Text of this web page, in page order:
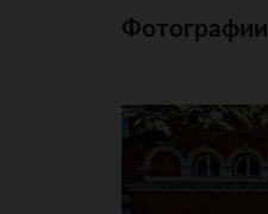
Фотографии